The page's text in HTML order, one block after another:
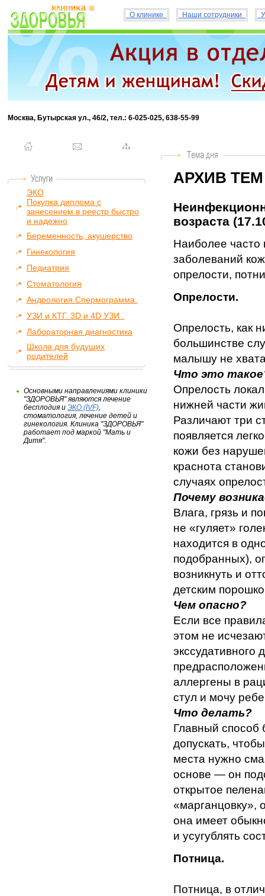
О клинике Наши сотрудники
Москва, Бутырская ул., 46/2, тел.: 6-025-025, 638-55-99
ЭКО
Покупка диплома с
занесением в реестр быстро
и надежно
Беременность, акушерство
Гинекология
Педиатрия
Стоматология
Андрология.Спермограмма.
УЗИ и КТГ. 3D и 4D УЗИ .
Лабораторная диагностика
Школа для будущих
родителей
Основными направлениями клиники
"ЗДОРОВЬЯ" являются лечение
бесплодия и ЭКО (IVF),
стоматология, лечение детей и
гинекология. Клиника "ЗДОРОВЬЯ"
работает под маркой "Мать и
Дитя".
АРХИВ ТЕМ
возраста
Наиболее часто
заболеваний
опрелости,
Опрелости.
Опрелость, как
большинстве
малышу не
Что это
Опрелость
нижней части
Различают три
появляется
кожи без
краснота
случаях
Почему
Влага, грязь и
не «гуляет»
находится в
подобранных),
возникнуть и
детским
Чем опасно?
Если все
этом не
экссудативного
аллергены в
стул и мочу
Что делать?
Главный
допускать,
места нужно
основе — он
открытое
«марганцовку»,
она имеет
и усугублять
Потница.
Потница, в